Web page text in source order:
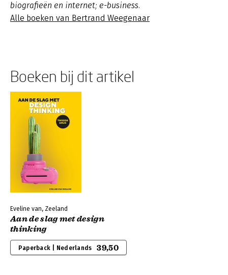
biografieën en internet; e-business.
Alle boeken van Bertrand Weegenaar
Boeken bij dit artikel
Eveline van, Zeeland
Aan de slag met design
thinking
Paperback | Nederlands 39,50